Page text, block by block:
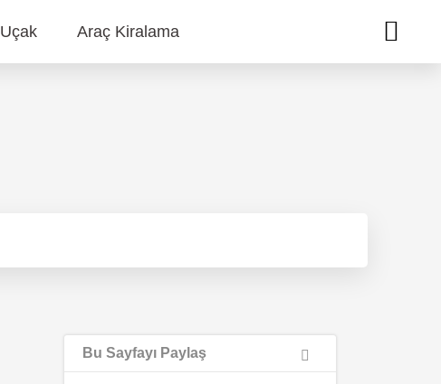
Uçak Araç Kiralama
Bu Sayfayı Paylaş